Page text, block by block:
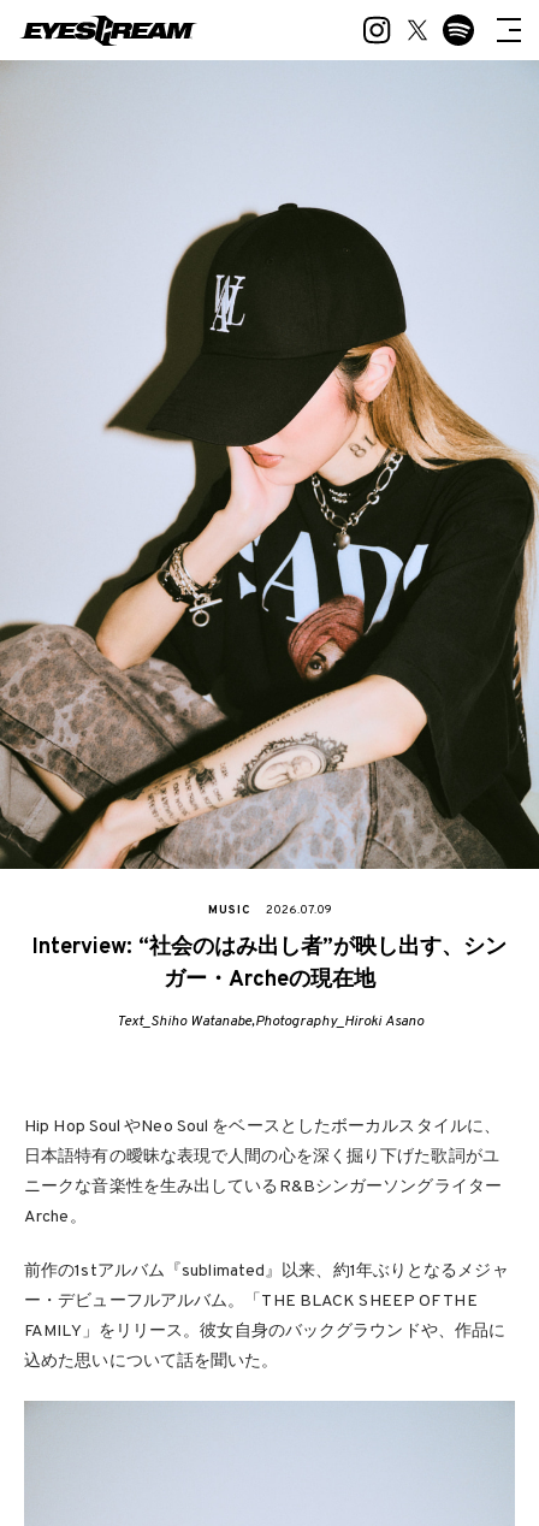
MUSIC 2026.07.09
Interview: “社会のはみ出し者”が映し出す、シン
ガー・Archeの現在地
Text_Shiho Watanabe,Photography_Hiroki Asano
Hip Hop Soul やNeo Soul をベースとしたボーカルスタイルに、
日本語特有の曖昧な表現で人間の心を深く掘り下げた歌詞がユ
ニークな音楽性を生み出しているR&Bシンガーソングライター
Arche。
前作の1stアルバム『sublimated』以来、約1年ぶりとなるメジャ
ー・デビューフルアルバム。「THE BLACK SHEEP OF THE
FAMILY」をリリース。彼女自身のバックグラウンドや、作品に
込めた思いについて話を聞いた。